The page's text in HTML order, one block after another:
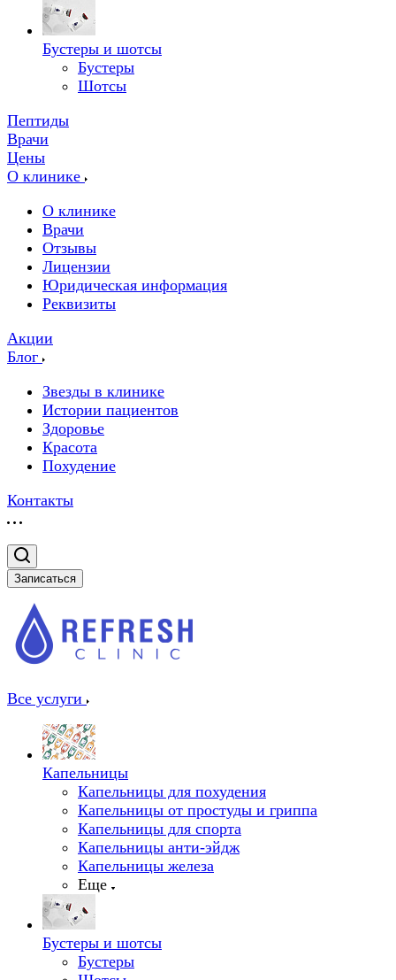
Бустеры и шотсы
Бустеры
Шотсы
Пептиды
Врачи
Цены
О клинике
О клинике
Врачи
Отзывы
Лицензии
Юридическая информация
Реквизиты
Акции
Блог
Звезды в клинике
Истории пациентов
Здоровье
Красота
Похудение
Контакты
Записаться
Все услуги
Капельницы
Капельницы для похудения
Капельницы от простуды и гриппа
Капельницы для спорта
Капельницы анти-эйдж
Капельницы железа
Еще
Бустеры и шотсы
Бустеры